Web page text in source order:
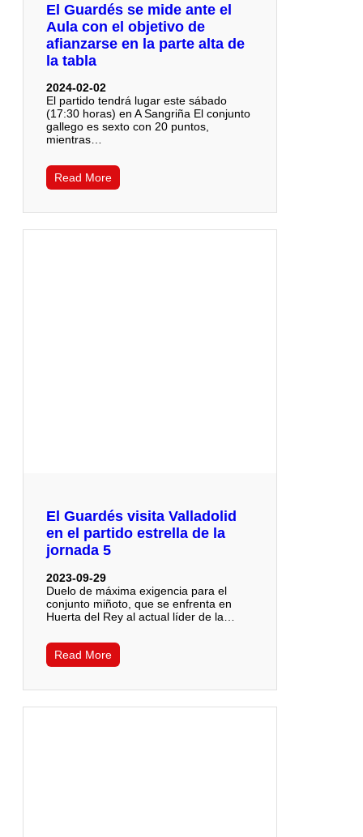
El Guardés se mide ante el
Aula con el objetivo de
afianzarse en la parte alta de
la tabla
2024-02-02
El partido tendrá lugar este sábado
(17:30 horas) en A Sangriña El conjunto
gallego es sexto con 20 puntos,
mientras…
Read More
El Guardés visita Valladolid
en el partido estrella de la
jornada 5
2023-09-29
Duelo de máxima exigencia para el
conjunto miñoto, que se enfrenta en
Huerta del Rey al actual líder de la…
Read More